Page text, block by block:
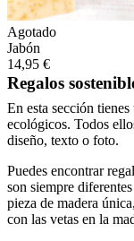
Agotado
Jabón
14,95 €
Regalos
En esta sección
ecológicos. Todos
diseño, texto o foto.
Puedes encontrar
son siempre
pieza de madera
con las vetas en la